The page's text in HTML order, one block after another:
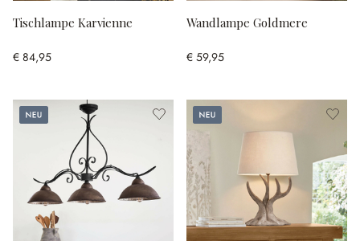
Tischlampe Karvienne
€ 84,95
Wandlampe Goldmere
€ 59,95
Neu Neu